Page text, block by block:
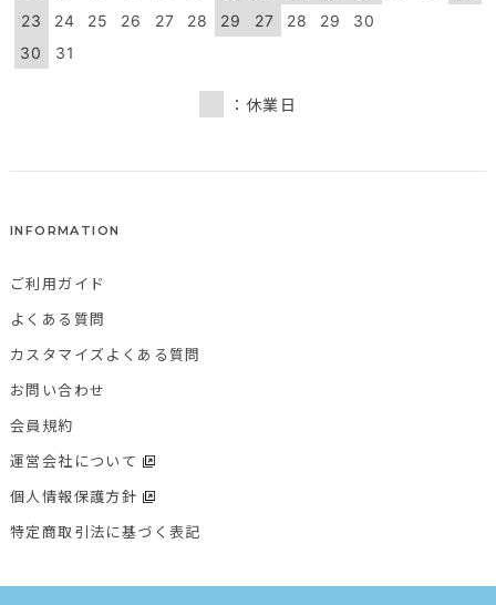
23
24 25 26 27 28
29
30
31
27
28 29 30
：休業日
INFORMATION
ご利用ガイド
よくある質問
カスタマイズよくある質問
お問い合わせ
会員規約
運営会社について
個人情報保護方針
特定商取引法に基づく表記